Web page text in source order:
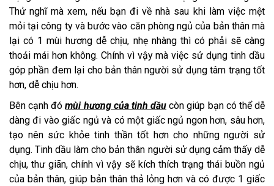
Thử nghĩ mà xem, nếu bạn đi về nhà sau khi làm việc mệt
mỏi tại công ty và bước vào căn phòng ngủ của bản thân mà
lại có 1 mùi hương dễ chịu, nhẹ nhàng thì có phải sẽ càng
thoải mái hơn không. Chính vì vậy mà việc sử dụng tinh dầu
góp phần đem lại cho bản thân người sử dụng tâm trạng tốt
hơn, dễ chịu hơn.
Bên cạnh đó mùi hương của tinh dầu còn giúp bạn có thể dễ
dàng đi vào giấc ngủ và có một giấc ngủ ngon hơn, sâu hơn,
tạo nên sức khỏe tinh thần tốt hơn cho những người sử
dụng. Tinh dầu làm cho bản thân người sử dụng cảm thấy dễ
chịu, thư giãn, chính vì vậy sẽ kích thích trạng thái buồn ngủ
của bản thân, giúp bản thân thả lỏng hơn và có được 1 giấc